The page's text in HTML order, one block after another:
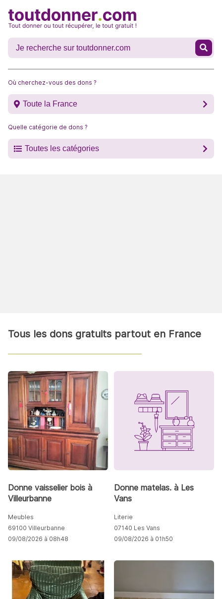
Où cherchez-vous des dons ?
Toute la France
Quelle catégorie de dons ?
Toutes les catégories
Tous les dons gratuits partout en France
Donne vaisselier bois à
Villeurbanne
Meubles
69100 Villeurbanne
09/08/2026 à 08h48
Donne matelas. à Les
Vans
Literie
07140 Les Vans
09/08/2026 à 01h50